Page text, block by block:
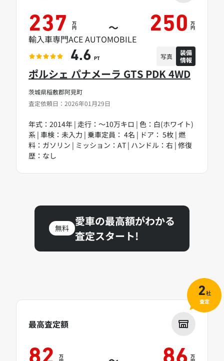
茨城県稲敷郡阿見町
査定依頼日：2026年01月29日
ポルシェ パナメーラ GTS PDK 4WD
年式：2014年 | 走行：～10万キロ | 色：白(ホワイト)
系 | 車検：未入力 | 乗車定員： 4名 | ドア： 5枚 | 燃
料：ガソリン | ミッション：AT | ハンドル：右 | 修復
歴：なし
237 万
円 ～ 250 万
円
輸入車専門ACE AUTOMOBILE
4.6 PT 写真
装備
情報
無料
愛車の最高額がわかる
査定スタート!
最高査定額
万 万
2社
査定